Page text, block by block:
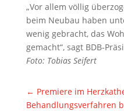
„Vor allem völlig
beim Neubau haben
wenig gebracht, das
gemacht“, sagt BDB-
Foto: Tobias Seifert
← Premiere im
Behandlungsverfahren